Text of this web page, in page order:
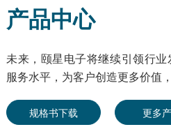
产品中心
未来，颐星电子将继续引领行
服务水平，为客户创造更多价值
规格书下载 更多